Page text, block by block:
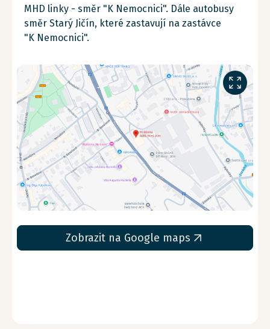
MHD linky - směr "K Nemocnici". Dále autobusy
směr Starý Jičín, které zastavují na zastávce
"K Nemocnici".
Zobrazit na Google maps